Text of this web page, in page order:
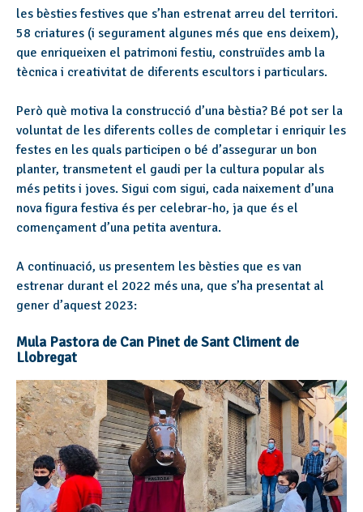
les bèsties festives que s’han estrenat arreu del territori.
58 criatures (i segurament algunes més que ens deixem),
que enriqueixen el patrimoni festiu, construïdes amb la
tècnica i creativitat de diferents escultors i particulars.
Però què motiva la construcció d’una bèstia? Bé pot ser la
voluntat de les diferents colles de completar i enriquir les
festes en les quals participen o bé d’assegurar un bon
planter, transmetent el gaudi per la cultura popular als
més petits i joves. Sigui com sigui, cada naixement d’una
nova figura festiva és per celebrar-ho, ja que és el
començament d’una petita aventura.
A continuació, us presentem les bèsties que es van
estrenar durant el 2022 més una, que s’ha presentat al
gener d’aquest 2023:
Mula Pastora de Can Pinet de Sant Climent de
Llobregat